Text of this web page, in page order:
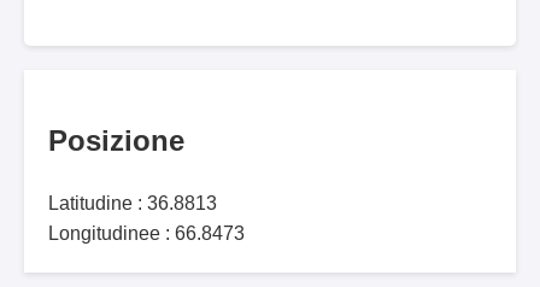
Posizione
Latitudine : 36.8813
Longitudinee : 66.8473